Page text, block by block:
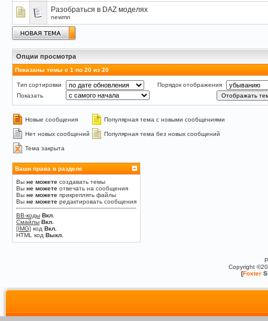
Разобраться в DAZ моделях
newmn
Опции просмотра
Показаны темы с 1 по 20 из 20
Тип сортировки
Порядок отображения
Показать
Новые сообщения Популярная тема с новыми сообщениями
Нет новых сообщений Популярная тема без новых сообщений
Тема закрыта
Ваши права в разделе
Вы не можете создавать темы
Вы не можете отвечать на сообщения
Вы не можете прикреплять файлы
Вы не можете редактировать сообщения
BB-коды Вкл.
Смайлы Вкл.
[IMG] код Вкл.
HTML код Выкл.
Copyright
[Foxter